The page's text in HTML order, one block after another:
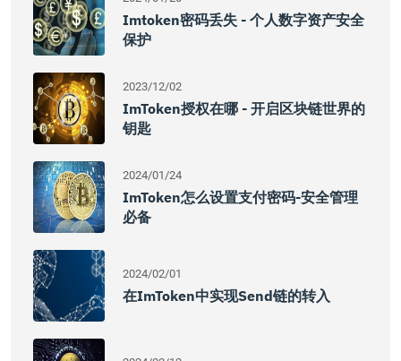
Imtoken密码丢失 - 个人数字资产安全
保护
2023/12/02
ImToken授权在哪 - 开启区块链世界的
钥匙
2024/01/24
ImToken怎么设置支付密码-安全管理
必备
2024/02/01
在imToken中实现send链的转入